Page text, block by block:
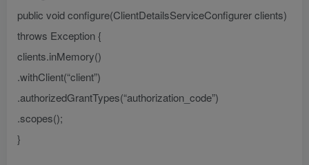
public void configure(ClientDetailsServiceConfigurer clients)
throws Exception {
clients.inMemory()
.withClient(“client”)
.authorizedGrantTypes(“authorization_code”)
.scopes();
}